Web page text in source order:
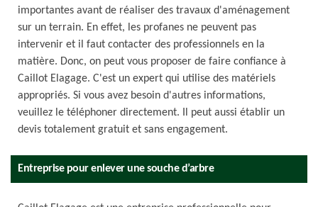
importantes avant de réaliser des travaux d'aménagement
sur un terrain. En effet, les profanes ne peuvent pas
intervenir et il faut contacter des professionnels en la
matière. Donc, on peut vous proposer de faire confiance à
Caillot Elagage. C'est un expert qui utilise des matériels
appropriés. Si vous avez besoin d'autres informations,
veuillez le téléphoner directement. Il peut aussi établir un
devis totalement gratuit et sans engagement.
Entreprise pour enlever une souche d’arbre